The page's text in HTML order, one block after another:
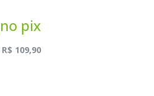
no pix
R$ 109,90